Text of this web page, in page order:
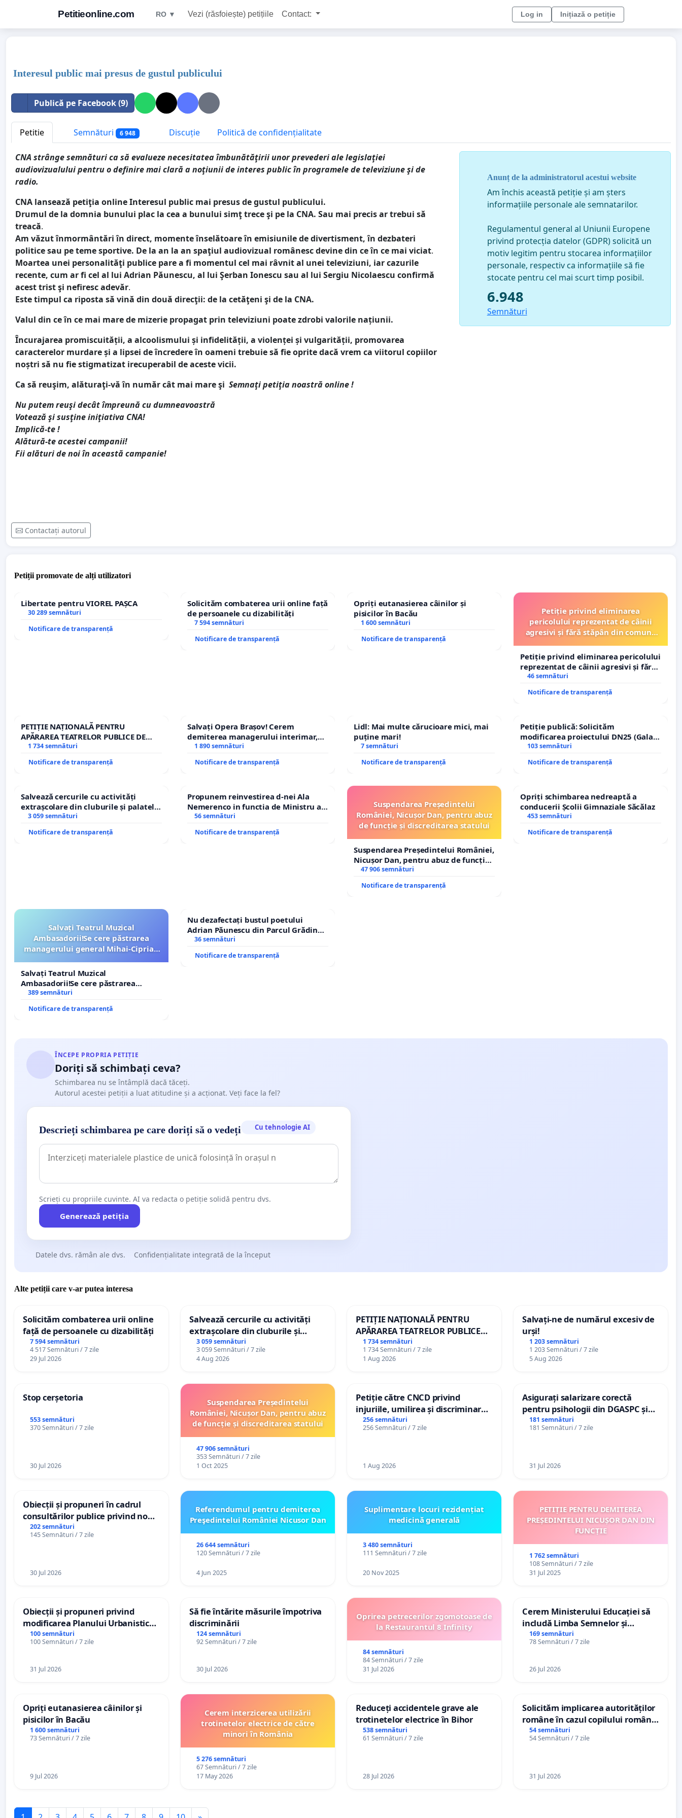
Petitieonline.com RO ▼ Vezi (răsfoiește) petițiile Contact: Log in Inițiază o petiție
Interesul public mai presus de gustul publicului
Publică pe Facebook (9)
Petitie Semnături 6 948 Discuție Politică de confidențialitate
CNA strânge semnături ca să evalueze necesitatea îmbunătăţirii unor prevederi ale legislaţiei
audiovizualului pentru o definire mai clară a noţiunii de interes public în programele de televiziune şi de
radio.
CNA lansează petiţia online Interesul public mai presus de gustul publicului.
Drumul de la domnia bunului plac la cea a bunului simţ trece şi pe la CNA. Sau mai precis ar trebui să
treacă.
Am văzut înmormântări în direct, momente înselătoare în emisiunile de divertisment, în dezbateri
politice sau pe teme sportive. De la an la an spaţiul audiovizual românesc devine din ce în ce mai viciat.
Moartea unei personalităţi publice pare a fi momentul cel mai râvnit al unei televiziuni, iar cazurile
recente, cum ar fi cel al lui Adrian Păunescu, al lui Şerban Ionescu sau al lui Sergiu Nicolaescu confirmă
acest trist şi nefiresc adevăr.
Este timpul ca riposta să vină din două direcţii: de la cetăţeni şi de la CNA.
Valul din ce în ce mai mare de mizerie propagat prin televiziuni poate zdrobi valorile națiunii.
Încurajarea promiscuității, a alcoolismului și infidelității, a violenței și vulgarității, promovarea
caracterelor murdare și a lipsei de încredere în oameni trebuie să fie oprite dacă vrem ca viitorul copiilor
noștri să nu fie stigmatizat irecuperabil de aceste vicii.
Ca să reuşim, alăturaţi-vă în număr cât mai mare şi Semnaţi petiţia noastră online !
Nu putem reuşi decât împreună cu dumneavoastră
Votează şi susţine iniţiativa CNA!
Implică-te !
Alătură-te acestei campanii!
Fii alături de noi în această campanie!
Contactați autorul
Anunț de la administratorul acestui website
Am închis această petiție și am șters
informațiile personale ale semnatarilor.
Regulamentul general al Uniunii Europene
privind protecția datelor (GDPR) solicită un
motiv legitim pentru stocarea informațiilor
personale, respectiv ca informațiile să fie
stocate pentru cel mai scurt timp posibil.
6.948
Semnături
Petiții promovate de alți utilizatori
Libertate pentru VIOREL PAȘCA
30 289 semnături
Notificare de transparență
Solicităm combaterea urii online față
de persoanele cu dizabilități
7 594 semnături
Notificare de transparență
Opriți eutanasierea câinilor și
pisicilor în Bacău
1 600 semnături
Notificare de transparență
Petiție privind eliminarea
pericolului reprezentat de câinii
agresivi și fără stăpân din comuna
Petiție privind eliminarea pericolului
reprezentat de câinii agresivi și fără
stăpân din comuna Tunari
46 semnături
Notificare de transparență
PETIȚIE NAȚIONALĂ PENTRU
APĂRAREA TEATRELOR PUBLICE DE
REPERTORIU DIN ROMÂNIA
1 734 semnături
Notificare de transparență
Salvați Opera Brașov! Cerem
demiterea managerului interimar,
Petrean Lucian-Marius!
1 890 semnături
Notificare de transparență
Lidl: Mai multe cărucioare mici, mai
puține mari!
7 semnături
Notificare de transparență
Petiție publică: Solicităm
modificarea proiectului DN25 (Galați
– Hanu Conachi) prin devierea
103 semnături
Notificare de transparență
Salvează cercurile cu activități
extrașcolare din cluburile și palatele
copiilor
3 059 semnături
Notificare de transparență
Propunem reinvestirea d-nei Ala
Nemerenco in functia de Ministru al
Sanatatii
56 semnături
Notificare de transparență
Suspendarea Președintelui
României, Nicușor Dan, pentru abuz
de funcție și discreditarea statului
Suspendarea Președintelui României,
Nicușor Dan, pentru abuz de funcție
și discreditarea statului
47 906 semnături
Notificare de transparență
Opriți schimbarea nedreaptă a
conducerii Școlii Gimnaziale Săcălaz
453 semnături
Notificare de transparență
Salvați Teatrul Muzical
Ambasadorii!Se cere păstrarea
managerului general Mihai-Ciprian
Salvați Teatrul Muzical
Ambasadorii!Se cere păstrarea
managerului general Mihai-Ciprian
389 semnături
Notificare de transparență
Nu dezafectați bustul poetului
Adrian Păunescu din Parcul Grădina
Icoanei! Stop cenzurii culturale!
36 semnături
Notificare de transparență
ÎNCEPE PROPRIA PETIȚIE
Doriți să schimbați ceva?
Schimbarea nu se întâmplă dacă tăceți.
Autorul acestei petiții a luat atitudine și a acționat. Veți face la fel?
Descrieți schimbarea pe care doriți să o vedeți Cu tehnologie AI
Scrieți cu propriile cuvinte. AI va redacta o petiție solidă pentru dvs.
Generează petiția
Datele dvs. rămân ale dvs. Confidențialitate integrată de la început
Alte petiții care v-ar putea interesa
Solicităm combaterea urii online
față de persoanele cu dizabilități
7 594 semnături
4 517 Semnături / 7 zile
29 Jul 2026
Salvează cercurile cu activități
extrașcolare din cluburile și
palatele copiilor
3 059 semnături
3 059 Semnături / 7 zile
4 Aug 2026
PETIȚIE NAȚIONALĂ PENTRU
APĂRAREA TEATRELOR PUBLICE
DE REPERTORIU DIN ROMÂNIA
1 734 semnături
1 734 Semnături / 7 zile
1 Aug 2026
Salvați-ne de numărul excesiv de
urși!
1 203 semnături
1 203 Semnături / 7 zile
5 Aug 2026
Stop cerșetoria
553 semnături
370 Semnături / 7 zile
30 Jul 2026
Suspendarea Președintelui
României, Nicușor Dan, pentru abuz
de funcție și discreditarea statului
47 906 semnături
353 Semnături / 7 zile
1 Oct 2025
Petiție către CNCD privind
injuriile, umilirea și discriminarea
persoanelor cu dizabilități de
către utilizatorul TikTok „Gorici”
256 semnături
256 Semnături / 7 zile
1 Aug 2026
Asigurați salarizare corectă
pentru psihologii din DGASPC și
spitale
181 semnături
181 Semnături / 7 zile
31 Jul 2026
Obiecții și propuneri în cadrul
consultărilor publice privind noul
Plan Urbanistic General (PUG)
Ialoveni
202 semnături
145 Semnături / 7 zile
30 Jul 2026
Referendumul pentru demiterea
Preşedintelui României Nicusor Dan
26 644 semnături
120 Semnături / 7 zile
4 Jun 2025
Suplimentare locuri rezidențiat
medicină generală
3 480 semnături
111 Semnături / 7 zile
20 Nov 2025
PETIȚIE PENTRU DEMITEREA
PREȘEDINTELUI NICUȘOR DAN DIN
FUNCȚIE
1 762 semnături
108 Semnături / 7 zile
31 Jul 2025
Obiecții și propuneri privind
modificarea Planului Urbanistic
General al orașului Ialoveni
100 semnături
100 Semnături / 7 zile
31 Jul 2026
Să fie întărite măsurile împotriva
discriminării
124 semnături
92 Semnături / 7 zile
30 Jul 2026
Oprirea petrecerilor zgomotoase de
la Restaurantul 8 Infinity
84 semnături
84 Semnături / 7 zile
31 Jul 2026
Cerem Ministerului Educației să
includă Limba Semnelor și
alfabetul Braille în școlile din
Republica Moldova!
169 semnături
78 Semnături / 7 zile
26 Jul 2026
Opriți eutanasierea câinilor și
pisicilor în Bacău
1 600 semnături
73 Semnături / 7 zile
9 Jul 2026
Cerem interzicerea utilizării
trotinetelor electrice de către
minori în România
5 276 semnături
67 Semnături / 7 zile
17 May 2026
Reduceți accidentele grave ale
trotinetelor electrice în Bihor
538 semnături
61 Semnături / 7 zile
28 Jul 2026
Solicităm implicarea autorităților
române în cazul copilului român
Wiliam Kristian Gheorghe, aflat în
plasament în Danemarca de 12
54 semnături
54 Semnături / 7 zile
31 Jul 2026